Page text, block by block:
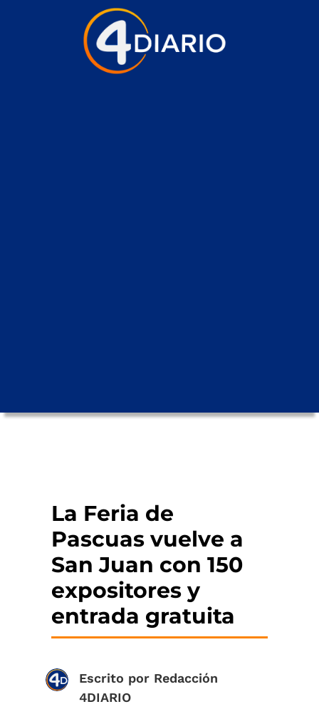
La Feria de
Pascuas vuelve a
San Juan con 150
expositores y
entrada gratuita
Escrito por Redacción
4DIARIO